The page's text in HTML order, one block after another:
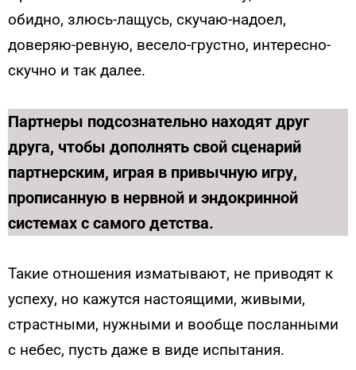
обидно, злюсь-лащусь, скучаю-надоел,
доверяю-ревную, весело-грустно, интересно-
скучно и так далее.
Партнеры подсознательно находят друг
друга, чтобы дополнять свой сценарий
партнерским, играя в привычную игру,
прописанную в нервной и эндокринной
системах с самого детства.
Такие отношения изматывают, не приводят к
успеху, но кажутся настоящими, живыми,
страстными, нужными и вообще посланными
с небес, пусть даже в виде испытания.